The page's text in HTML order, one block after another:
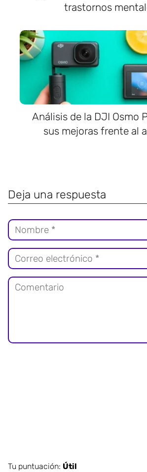
trastornos
Análisis de la DJI Osmo
sus mejoras frente al
Deja una respuesta
Tu puntuación: Útil